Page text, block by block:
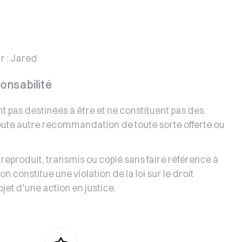
: Jared
pas destinées à être et ne constituent pas des
autre recommandation de toute sorte offerte ou
transmis ou copié sans faire référence à
constitue une violation de la loi sur le droit
d'une action en justice.